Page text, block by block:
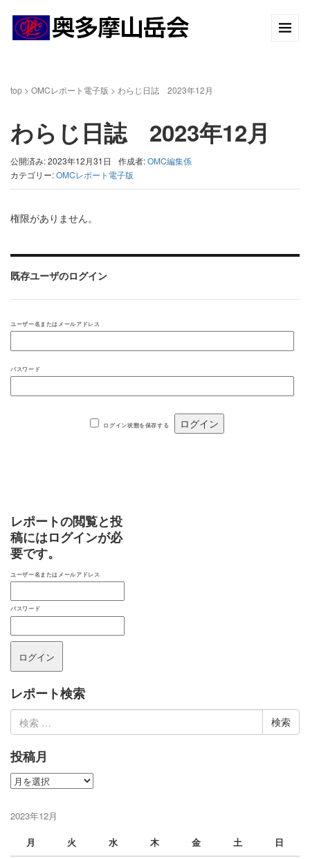
top > OMCレポート電子版 > わらじ日誌 2023年12月
わらじ日誌 2023年12月
公開済み: 2023年12月31日 作成者:OMC編集係
カテゴリー:OMCレポート電子版
権限がありません。
既存ユーザのログイン
ユーザー名またはメールアドレス
パスワード
ログイン状態を保存する
レポートの閲覧と投
稿にはログインが必
要です。
ユーザー名またはメールアドレス
パスワード
レポート検索
索:
投稿月
投
月
2023年12月
月
火 水 木 金 土 日